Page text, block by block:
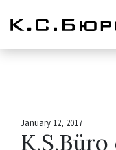
January 12, 2017
K.S.Büro